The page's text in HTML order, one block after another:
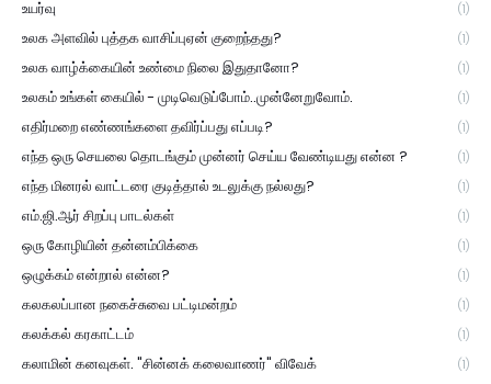
உயர்வு (1)
உலக அளவில் புத்தக வாசிப்புஏன் குறைந்தது? (1)
உலக வாழ்க்கையின் உண்மை நிலை இதுதானோ? (1)
உலகம் உங்கள் கையில் - முடிவெடுப்போம்..முன்னேறுவோம். (1)
எதிர்மறை எண்ணங்களை தவிர்ப்பது எப்படி? (1)
எந்த ஒரு செயலை தொடங்கும் முன்னர் செய்ய வேண்டியது என்ன ? (1)
எந்த மினரல் வாட்டரை குடித்தால் உடலுக்கு நல்லது? (1)
எம்.ஜி.ஆர் சிறப்பு பாடல்கள் (1)
ஒரு கோழியின் தன்னம்பிக்கை (1)
ஒழுக்கம் என்றால் என்ன? (1)
கலகலப்பான நகைச்சுவை பட்டிமன்றம் (1)
கலக்கல் கரகாட்டம் (1)
கலாமின் கனவுகள். "சின்னக் கலைவாணர்" விவேக் (1)